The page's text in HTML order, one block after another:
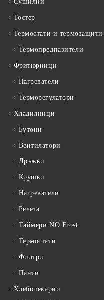
Сушилни
Тостер
Термостати и термозащити
Термопредпазители
Фритюрници
Нагреватели
Терморегулатори
Хладилници
Бутони
Вентилатори
Дръжки
Крушки
Нагреватели
Релета
Таймери NO Frost
Термостати
Филтри
Панти
Хлебопекарни